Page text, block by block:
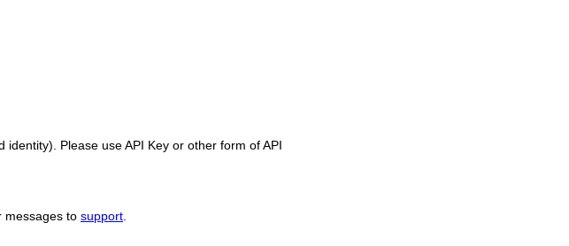
Please use API Key or other form of API
messages to support